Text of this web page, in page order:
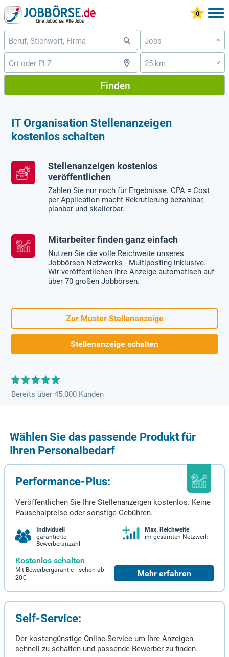
Jobs »
25 km »
Finden
IT Organisation Stellenanzeigen
kostenlos schalten
Stellenanzeigen kostenlos
veröffentlichen
Zahlen Sie nur noch für Ergebnisse. CPA = Cost
per Application macht Rekrutierung bezahlbar,
planbar und skalierbar.
Mitarbeiter finden ganz einfach
Nutzen Sie die volle Reichweite unseres
Jobbörsen-Netzwerks - Multiposting inklusive.
Wir veröffentlichen Ihre Anzeige automatisch auf
über 70 großen Jobbörsen.
Zur Muster Stellenanzeige
Stellenanzeige schalten
Bereits über 45.000 Kunden
Wählen Sie das passende Produkt für
Ihren Personalbedarf
Performance-Plus:
Veröffentlichen Sie Ihre Stellenanzeigen kostenlos. Keine
Pauschalpreise oder sonstige Gebühren.
Individuell
garantierte
Bewerberanzahl
Max. Reichweite
im gesamten Netzwerk
Kostenlos schalten
Mit Bewerbergarantie schon ab
20€
Mehr erfahren
Self-Service:
Der kostengünstige Online-Service um Ihre Anzeigen
schnell zu schalten und passende Bewerber zu finden.